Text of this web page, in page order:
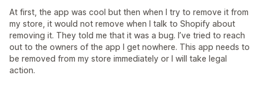
At first, the app was cool but then when I try to remove it from
my store, it would not remove when I talk to Shopify about
removing it. They told me that it was a bug. I’ve tried to reach
out to the owners of the app I get nowhere. This app needs to
be removed from my store immediately or I will take legal
action.